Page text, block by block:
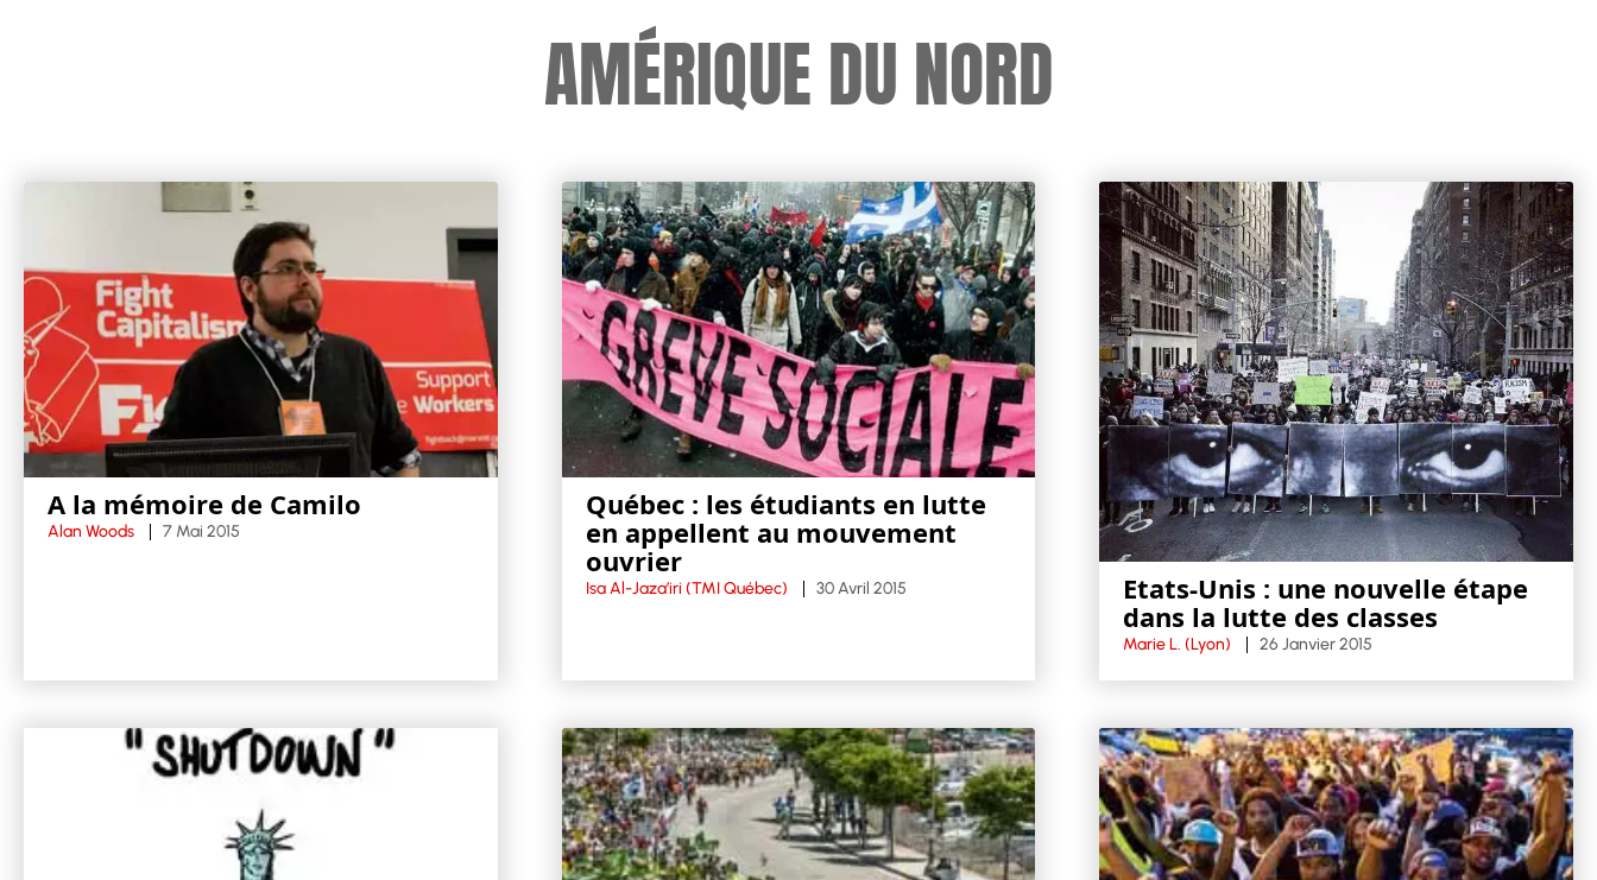
AMÉRIQUE DU NORD
A la mémoire de Camilo
Alan Woods 7 Mai 2015
Québec : les étudiants en lutte
en appellent au mouvement
ouvrier
Isa Al-Jaza’iri (TMI Québec) 30 Avril 2015
Etats-Unis : une nouvelle étape
dans la lutte des classes
Marie L. (Lyon) 26 Janvier 2015